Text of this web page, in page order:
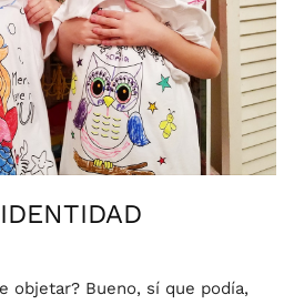
objetar? Bueno, sí que podía,